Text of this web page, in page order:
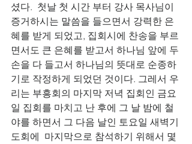
셨다.  첫날 첫 시간 부터 강사 목사님이
증거하시는 말씀을 들으면서 강력한 은
혜를 받게 되었고, 집회시에 찬송을 부르
면서도 큰 은혜를 받고서 하나님 앞에 두
손을 다 들고서 하나님의 뜻대로 순종하
기로 작정하게 되었던 것이다. 그레서 우
리는 부흥회의 마지막 저녁 집회인 금요
일 집회를 마치고 난 후에 그 날 밤에 철
야를 하면서 그 다음 날인 토요일 새벽기
도회에  마지막으로 참석하기 위해서 몇